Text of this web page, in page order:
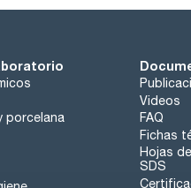
porcelana
Videos
FAQ
Fichas
Hojas
SDS